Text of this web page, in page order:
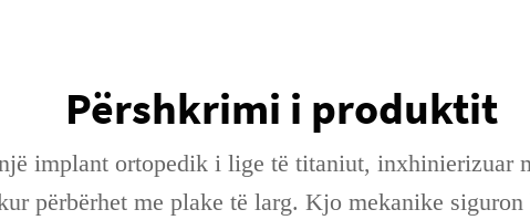
Përshkrimi i produktit
implant ortopedik i lige të titaniut, inxhinierizuar
përbërhet me plake të larg. Kjo mekanike